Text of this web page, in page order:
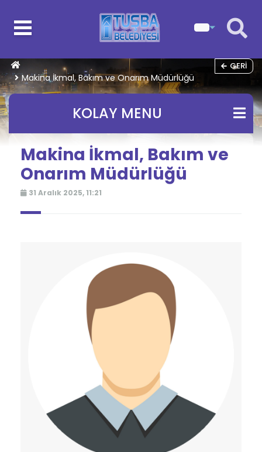
Makina İkmal, Bakım ve Onarım Müdürlüğü
GERI
KOLAY MENU
Makina İkmal, Bakım ve
Onarım Müdürlüğü
31 Aralık 2025, 11:21